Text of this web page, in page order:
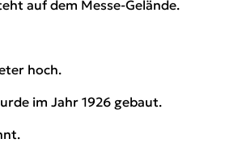
auf dem Messe-Gelände.
hoch.
im Jahr 1926 gebaut.